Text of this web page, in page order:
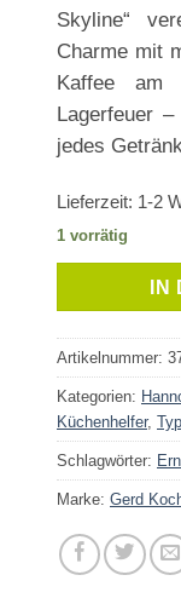
Skyline“
Charme mit
Kaffee am
Lagerfeuer
jedes
Lieferzeit: 1-2
1 vorrätig
IN
Artikelnummer:
Kategorien:
Küchenhelfer,
Schlagwörter:
Marke: Gerd